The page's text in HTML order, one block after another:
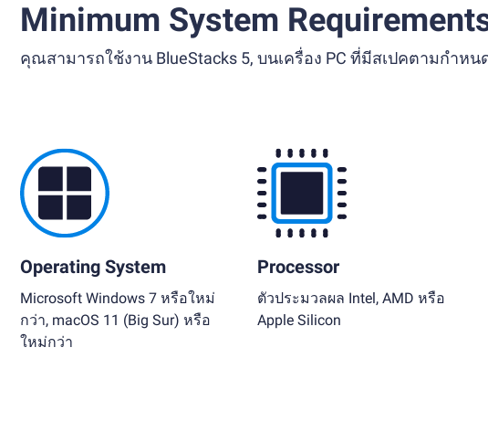
Minimum System
คุณสามารถใช้งาน BlueStacks 5, บนเครื่อง PC ที่มีสเปคตามกำหน
Operating System
Microsoft Windows 7 หรือใหม่
กว่า, macOS 11 (Big Sur) หรือ
ใหม่กว่า
Processor
ตัวประมวลผล Intel, AMD หรือ
Apple Silicon